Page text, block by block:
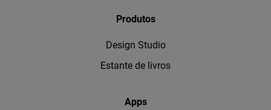
Produtos
Design Studio
Estante de livros
Apps